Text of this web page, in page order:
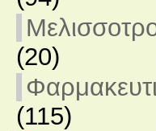
(20)
(115)